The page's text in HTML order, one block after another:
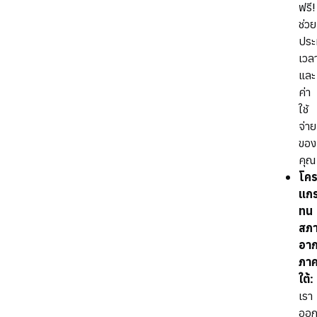
ฟรี!
ช่วย
ปร
เวล
และ
ค่า
ใช้
จ่าย
ของ
คุณ
โค
แก
ทน
สภ
อา
ภา
ใต้:
เรา
ออ